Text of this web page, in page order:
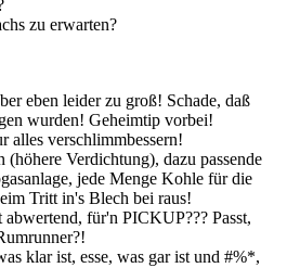
zu erwarten?
eben leider zu groß! Schade, daß
wurden! Geheimtip vorbei!
alles verschlimmbessern!
Verdichtung), dazu passende
jede Menge Kohle für die
Tritt in's Blech bei raus!
für'n PICKUP??? Passt,
klar ist, esse, was gar ist und #%*,